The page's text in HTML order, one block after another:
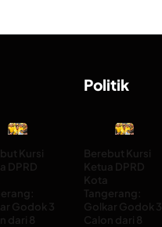
Kursi
DPRD
Godok 3
dari 8
Politik
Berebut Kursi
Ketua DPRD
Kota
Tangerang:
Golkar Godok 3
Calon dari 8